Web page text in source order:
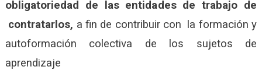
obligatoriedad de las entidades de trabajo de
contratarlos, a fin de contribuir con la formación y
autoformación colectiva de los sujetos de
aprendizaje